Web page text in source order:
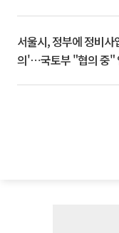
서울시, 정부에 정비사
의'⋯국토부 "협의 중"